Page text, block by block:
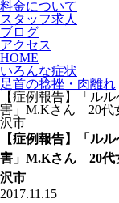
料金について
スタッフ求人
ブログ
アクセス
HOME
いろんな症状
足首の捻挫・肉離れ
【症例報告】「ル
害」M.Kさん 20
沢市
【症例報告】「ル
害」M.Kさん 20
沢市
2017.11.15